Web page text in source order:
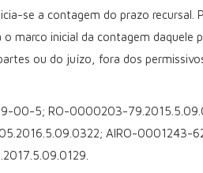
se a contagem do prazo
marco inicial da contagem daquele
ou do juízo, fora dos
00-5; RO-0000203-
AIRO-0001243-